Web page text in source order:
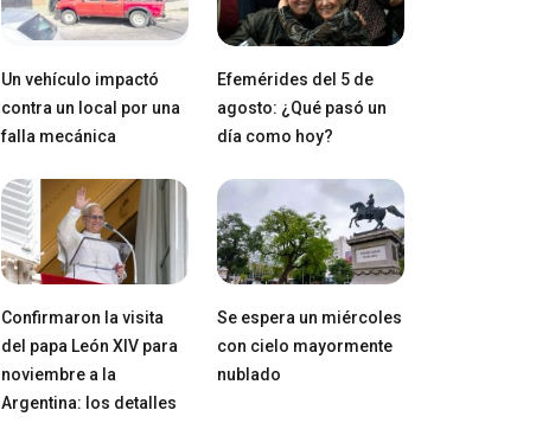
Un vehículo impactó
contra un local por una
falla mecánica
Efemérides del 5 de
agosto: ¿Qué pasó un
día como hoy?
Confirmaron la visita
del papa León XIV para
noviembre a la
Argentina: los detalles
Se espera un miércoles
con cielo mayormente
nublado